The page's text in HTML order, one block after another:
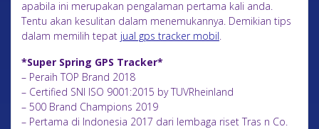
apabila ini merupakan pengalaman pertama kali anda.
Tentu akan kesulitan dalam menemukannya. Demikian tips
dalam memilih tepat jual gps tracker mobil.
*Super Spring GPS Tracker*
– Peraih TOP Brand 2018
– Certified SNI ISO 9001:2015 by TUVRheinland
– 500 Brand Champions 2019
– Pertama di Indonesia 2017 dari lembaga riset Tras n Co.